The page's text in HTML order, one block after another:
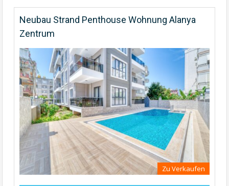
Neubau Strand Penthouse Wohnung Alanya
Zentrum
Zu Verkaufen